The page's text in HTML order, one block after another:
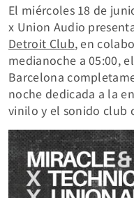
El miércoles 18 de
x Union Audio
Detroit Club, en
medianoche a 05:00,
Barcelona
noche dedicada a la
vinilo y el sonido club